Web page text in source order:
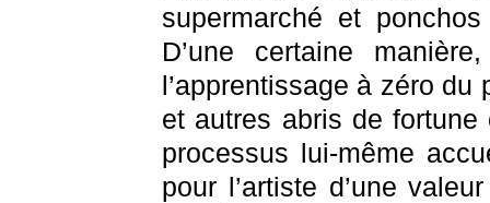
supermarché et
D’une certaine
l’apprentissage à zéro
et autres abris de
processus lui-même
pour l’artiste d’une